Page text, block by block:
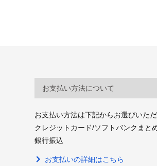
お支払い方法について
お支払い方法は下記からお選びいただ
クレジットカード/ソフトバンクまと
銀行振込
お支払いの詳細はこちら